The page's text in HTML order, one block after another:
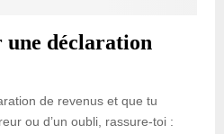
déclaration
de revenus et que tu
ou d’un oubli, rassure-toi :